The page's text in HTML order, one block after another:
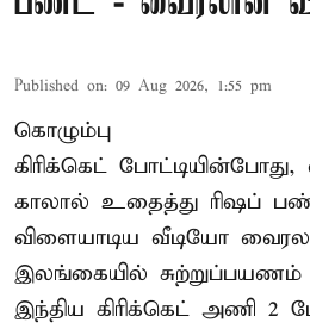
Published on: 09 Aug 2026, 1:55 pm
கொழும்பு
கிரிக்கெட்
காலால் உதைத்து ரிஷப்
விளையாடிய வீடியோ
இலங்கையில்
இந்திய கிரிக்கெட் அணி